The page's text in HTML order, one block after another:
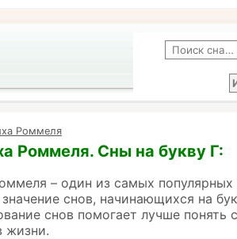
Роммеля
Роммеля. Сны на букву Г:
– один из самых
снов, начинающихся на
снов помогает лучше
жизни.